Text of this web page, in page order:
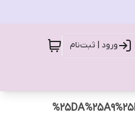
ورود | ثبت‌نام